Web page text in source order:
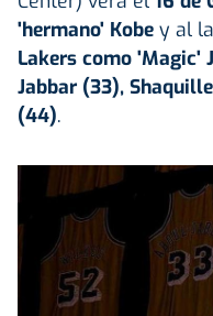
'hermano' Kobe y al
Lakers como 'Magic'
Jabbar (33),
(44).